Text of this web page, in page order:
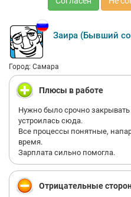
Заира (Бывший
Город: Самара
Плюсы в работе
Нужно было срочно
устроилась сюда.
Все процессы понятные,
время.
Зарплата сильно помогла.
Отрицательные